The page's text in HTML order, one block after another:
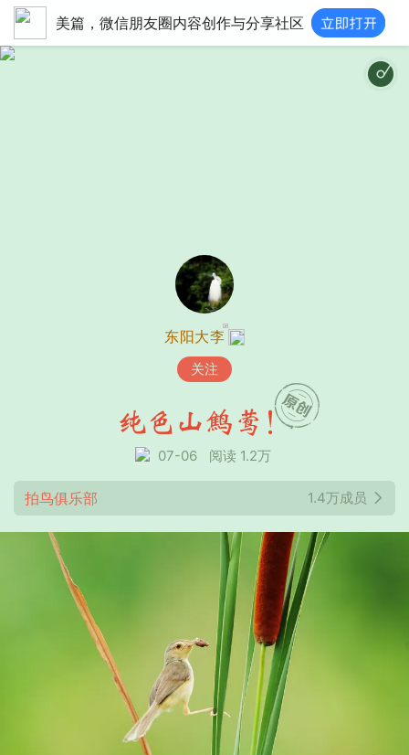
美篇，微信朋友圈内容创作与分享社区
东阳大李
关注
纯色山鹪莺！
07-06 阅读 1.2万
拍鸟俱乐部 1.4万成员
浪